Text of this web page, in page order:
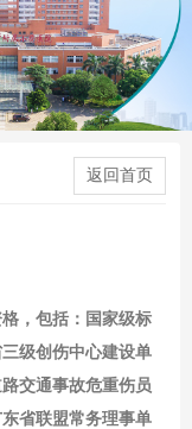
返回首页
，包括：国家级标
级创伤中心建设单
交通事故危重伤员
省联盟常务理事单